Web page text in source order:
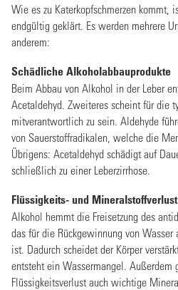
Wie es zu Katerkopfschmerzen kommt,
endgültig geklärt. Es werden mehrere
anderem:
Schädliche Alkoholabbauprodukte
Beim Abbau von Alkohol in der Leber
Acetaldehyd. Zweiteres scheint für die
mitverantwortlich zu sein. Aldehyde
von Sauerstoffradikalen, welche die
Übrigens: Acetaldehyd schädigt auf
schließlich zu einer Leberzirrhose.
Flüssigkeits- und Mineralstoffverlust
Alkohol hemmt die Freisetzung des
das für die Rückgewinnung von
ist. Dadurch scheidet der Körper
entsteht ein Wassermangel. Außerdem
Flüssigkeitsverlust auch wichtige